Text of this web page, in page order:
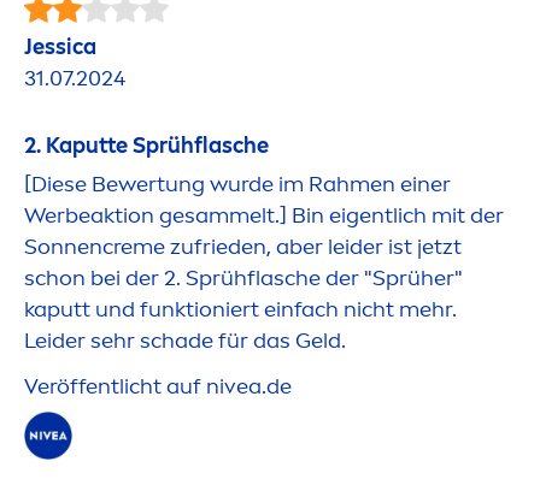
Jessica
31.07.2024
2. Kaputte Sprühflasche
[Diese Bewertung wurde im Rahmen einer
Werbeaktion gesammelt.] Bin eigentlich mit der
Sonnencremezufrieden, aber leider ist jetzt
schon bei der 2. Sprühflasche der "Sprüher"
kaputt und funktioniert einfach nicht mehr.
Leider sehr schade für das Geld.
Veröffentlicht auf nivea.de